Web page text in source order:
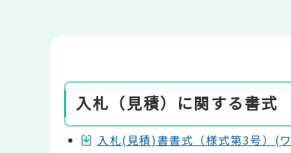
入札（見積）に関する書式
入札(見積)書書式（様式第3号）(